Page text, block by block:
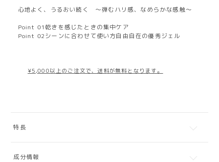
心地よく、うるおい続く ～弾むハリ感、なめらかな感触～
Point 01乾きを感じたときの集中ケア
Point 02シーンに合わせて使い方自由自在の優秀ジェル
¥5,000以上のご注文で、送料が無料となります。
特長
成分情報